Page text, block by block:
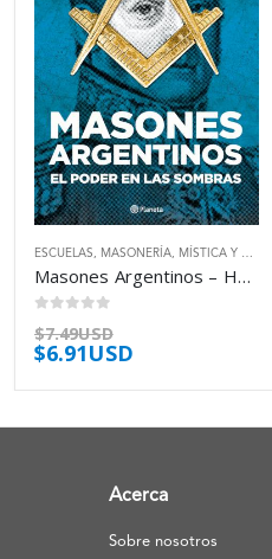
ESCUELAS MASONERÍA MÍSTICA Y ESOTERISMO
Masones Argentinos – Hamilton Mariano
$7.49USD
$6.91USD
Acerca
Sobre nosotros